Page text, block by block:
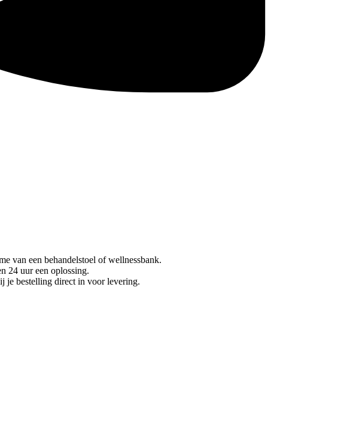
van een behandelstoel of wellnessbank.
24 uur een oplossing.
je bestelling direct in voor levering.